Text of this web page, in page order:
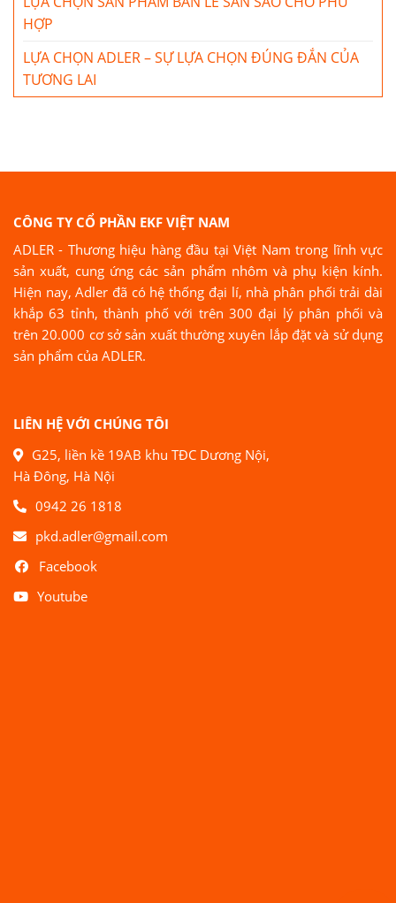
HỢP
LỰA CHỌN ADLER – SỰ LỰA CHỌN ĐÚNG ĐẮN CỦA
TƯƠNG LAI
CÔNG TY CỔ PHẦN EKF VIỆT NAM
ADLER - Thương hiệu hàng đầu tại Việt Nam trong lĩnh vực
sản xuất, cung ứng các sản phẩm nhôm và phụ kiện kính.
Hiện nay, Adler đã có hệ thống đại lí, nhà phân phối trải dài
khắp 63 tỉnh, thành phố với trên 300 đại lý phân phối và
trên 20.000 cơ sở sản xuất thường xuyên lắp đặt và sử dụng
sản phẩm của ADLER.
LIÊN HỆ VỚI CHÚNG TÔI
G25, liền kề 19AB khu TĐC Dương Nội,
Hà Đông, Hà Nội
0942 26 1818
pkd.adler@gmail.com
Facebook
Youtube